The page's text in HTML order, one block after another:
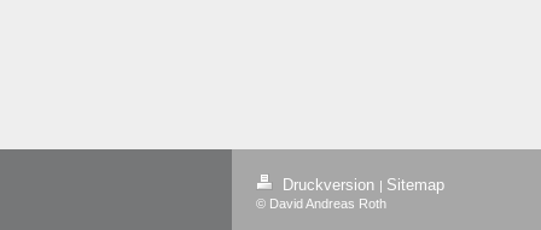
Druckversion | Sitemap
© David Andreas Roth